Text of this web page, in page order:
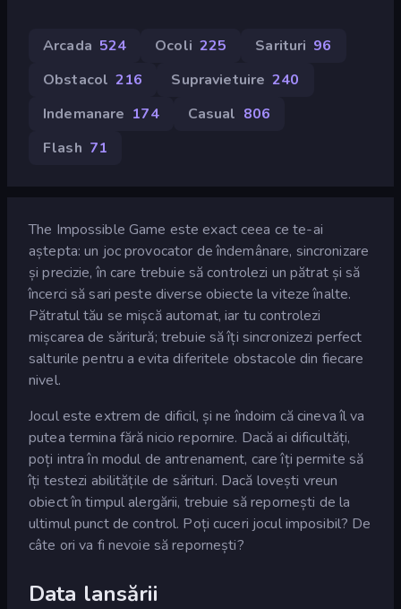
Arcada 524 Ocoli 225 Sarituri 96
Obstacol 216 Supravietuire 240
Indemanare 174 Casual 806
Flash 71
The Impossible Game este exact ceea ce te-ai
aștepta: un joc provocator de îndemânare, sincronizare
și precizie, în care trebuie să controlezi un pătrat și să
încerci să sari peste diverse obiecte la viteze înalte.
Pătratul tău se mișcă automat, iar tu controlezi
mișcarea de săritură; trebuie să îți sincronizezi perfect
salturile pentru a evita diferitele obstacole din fiecare
nivel.
Jocul este extrem de dificil, și ne îndoim că cineva îl va
putea termina fără nicio repornire. Dacă ai dificultăți,
poți intra în modul de antrenament, care îți permite să
îți testezi abilitățile de sărituri. Dacă lovești vreun
obiect în timpul alergării, trebuie să repornești de la
ultimul punct de control. Poți cuceri jocul imposibil? De
câte ori va fi nevoie să repornești?
Data lansării